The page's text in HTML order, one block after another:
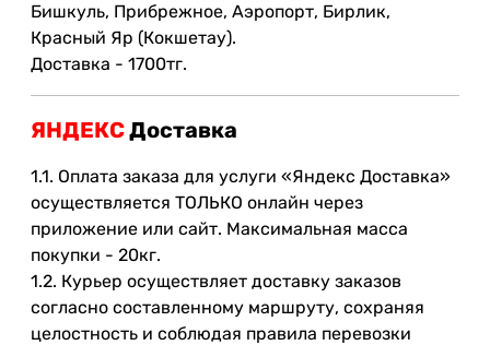
Бишкуль, Прибрежное, Аэропорт, Бирлик,
Красный Яр (Кокшетау).
Доставка - 1700тг.
ЯНДЕКСДоставка
1.1. Оплата заказа для услуги «Яндекс Доставка»
осуществляется ТОЛЬКО онлайн через
приложение или сайт. Максимальная масса
покупки - 20кг.
1.2. Курьер осуществляет доставку заказов
согласно составленному маршруту, сохраняя
целостность и соблюдая правила перевозки